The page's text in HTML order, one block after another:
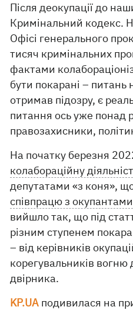
Після деокупації до
Кримінальний кодекс.
Офісі генерального
тисяч кримінальних
фактами
бути покарані – питань
отримав підозру, є
питання ось уже понад
правозахисники,
На початку березня
колабораційну
депутатами «з коня»,
співпрацю з окупантами
вийшло так, що під
різним ступенем
– від керівників
корегувальників
двірника.
KP.UA подивилася на